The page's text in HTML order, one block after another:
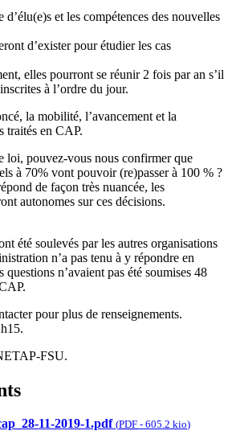
d’élu(e)s et les compétences des nouvelles
d’exister pour étudier les cas
elles pourront se réunir 2 fois par an s’il
à l’ordre du jour.
la mobilité, l’avancement et la
traités en CAP.
loi, pouvez-vous nous confirmer que
à 70% vont pouvoir (re)passer à 100 % ?
de façon très nuancée, les
autonomes sur ces décisions.
été soulevés par les autres organisations
n’a pas tenu à y répondre en
questions n’avaient pas été soumises 48
pour plus de renseignements.
FSU.
11-2019-1.pdf (PDF - 605.2 kio)